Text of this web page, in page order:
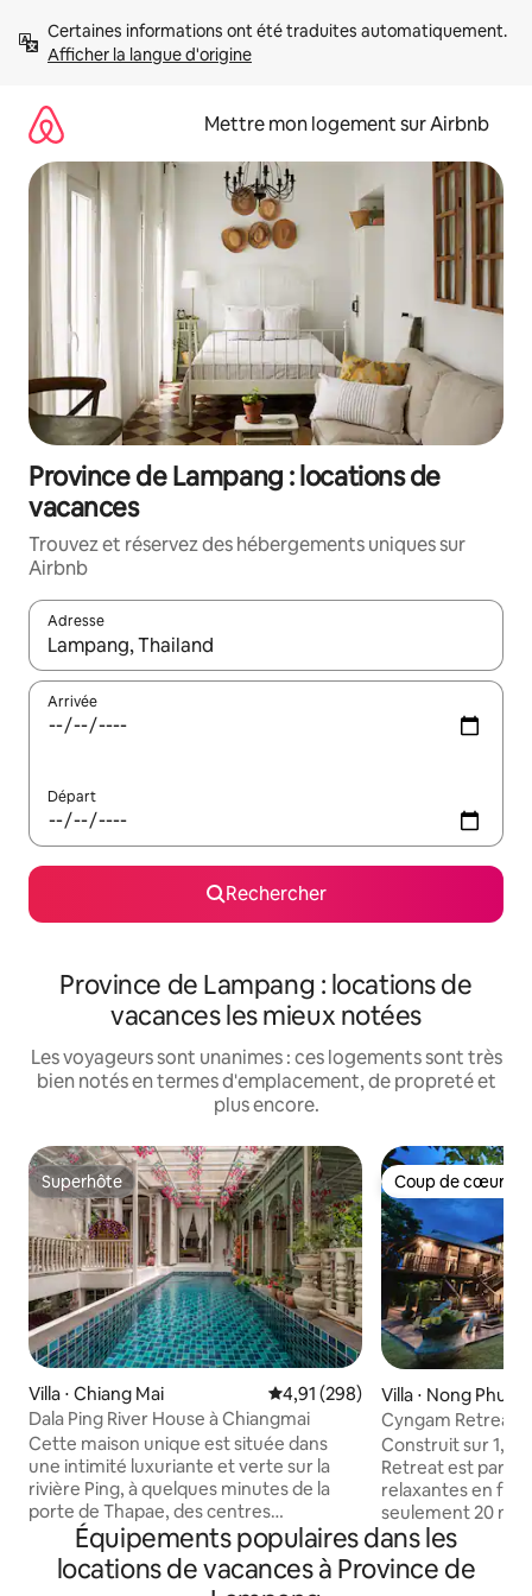
directement
Afficher la langue d'origine
Mettre mon logement sur Airbnb
Province de Lampang : locations de
vacances
Trouvez et réservez des hébergements uniques sur
Airbnb
Adresse
Lorsque les résultats s'affichent, utilisez les flèches vers le
Arrivée
Départ
Rechercher
Province de Lampang : locations de
vacances les mieux notées
Les voyageurs sont unanimes : ces logements sont très
bien notés en termes d'emplacement, de propreté et
plus encore.
Superhôte
Superhôte
Villa ⋅ Chiang Mai Évaluation moyenne sur la
4,91 (298)
Dala Ping River House à Chiangmai
Cette maison unique est située dans
une intimité luxuriante et verte sur la
rivière Ping, à quelques minutes de la
porte de Thapae, des centres
commerciaux et de la région de
Nimmanhaemin. Il y a deux chambres
avec salle de bains privative, terrasses
Coup de cœur
Coup de cœur
Villa ⋅ Nong
Cyngam Retreat -
privée et service
Construit sur 1,21
Retreat est
relaxantes en
seulement 20
remparts et de
Personnel sur
tous vos
Équipements populaires dans les
locations de vacances à Province de